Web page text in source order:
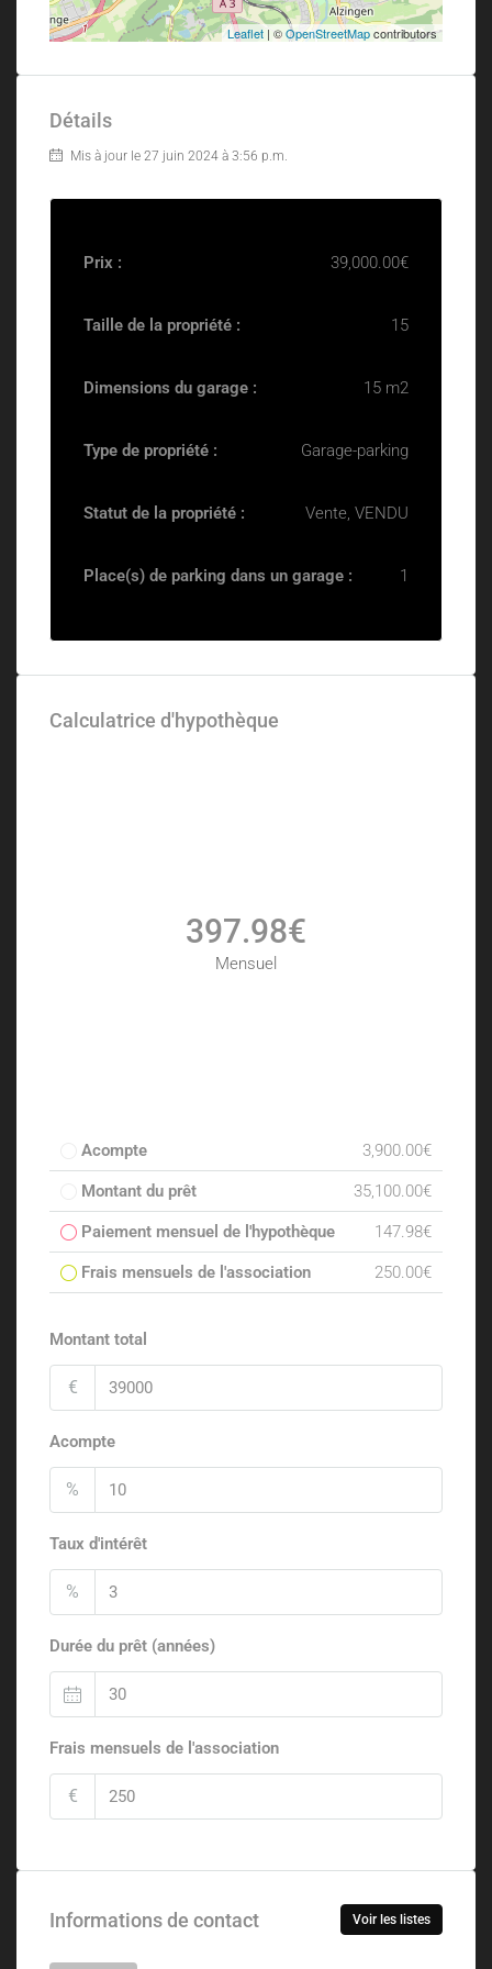
Leaflet | ©OpenStreetMapcontributors
Détails
Mis à jour le 27 juin 2024 à 3:56 p.m.
Prix : 39,000.00€
Taille de la propriété : 15
Dimensions du garage : 15 m2
Type de propriété : Garage-parking
Statut de la propriété : Vente, VENDU
Place(s) de parking dans un garage : 1
Calculatrice d'hypothèque
397.98€
Mensuel
Acompte 3,900.00€
Montant du prêt 35,100.00€
Paiement mensuel de l'hypothèque 147.98€
Frais mensuels de l'association 250.00€
Montant total
€
Acompte
%
Taux d'intérêt
%
Durée du prêt (années)
Frais mensuels de l'association
€
Informations de contact Voir les listes